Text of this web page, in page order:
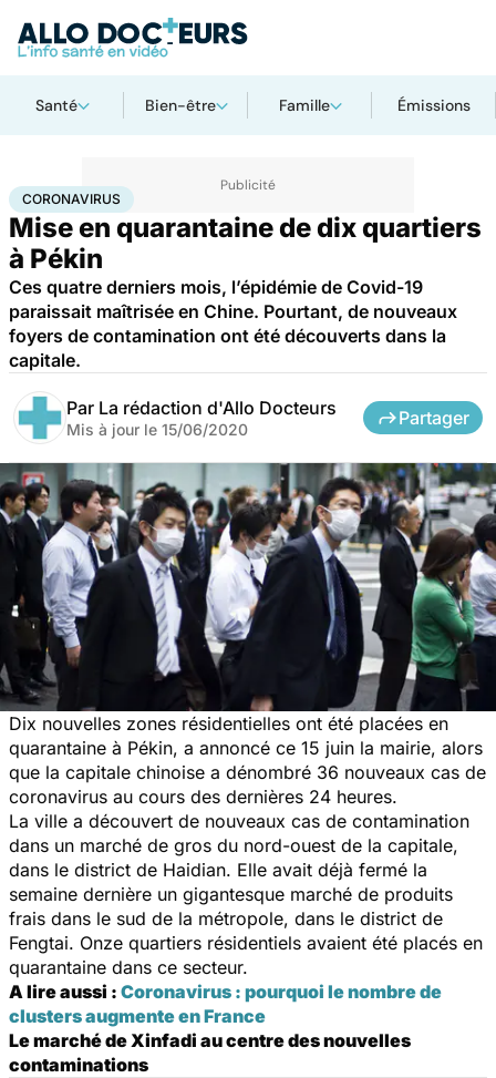
Santé Bien-être Famille Émissions
AccueilSantéMaladies Coronavirus
CORONAVIRUS
Mise en quarantaine de dix quartiers
à Pékin
Ces quatre derniers mois, l’épidémie de Covid-19
paraissait maîtrisée en Chine. Pourtant, de nouveaux
foyers de contamination ont été découverts dans la
capitale.
Par La rédaction d'Allo Docteurs
Mis à jour le 15/06/2020
Partager
Dix nouvelles zones résidentielles ont été placées en
quarantaine à Pékin, a annoncé ce 15 juin la mairie, alors
que la capitale chinoise a dénombré 36 nouveaux cas de
coronavirus au cours des dernières 24 heures.
La ville a découvert de nouveaux cas de contamination
dans un marché de gros du nord-ouest de la capitale,
dans le district de Haidian. Elle avait déjà fermé la
semaine dernière un gigantesque marché de produits
frais dans le sud de la métropole, dans le district de
Fengtai. Onze quartiers résidentiels avaient été placés en
quarantaine dans ce secteur.
A lire aussi : Coronavirus : pourquoi le nombre de
clusters augmente en France
Le marché de Xinfadi au centre des nouvelles
contaminations